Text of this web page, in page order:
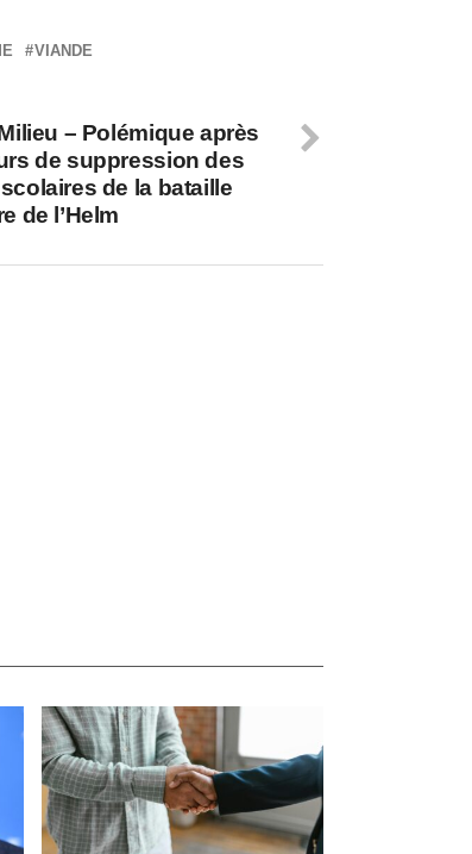
VIANDE
– Polémique après
de suppression des
de la bataille
de l’Helm